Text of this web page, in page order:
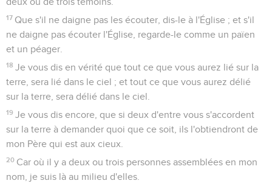
17 Que s'il ne daigne pas les écouter, dis-le à l'Église ; et s'il
ne daigne pas écouter l'Église, regarde-le comme un païen
et un péager.
18 Je vous dis en vérité que tout ce que vous aurez lié sur la
terre, sera lié dans le ciel ; et tout ce que vous aurez délié
sur la terre, sera délié dans le ciel.
19 Je vous dis encore, que si deux d'entre vous s'accordent
sur la terre à demander quoi que ce soit, ils l'obtiendront de
mon Père qui est aux cieux.
20 Car où il y a deux ou trois personnes assemblées en mon
nom, je suis là au milieu d'elles.